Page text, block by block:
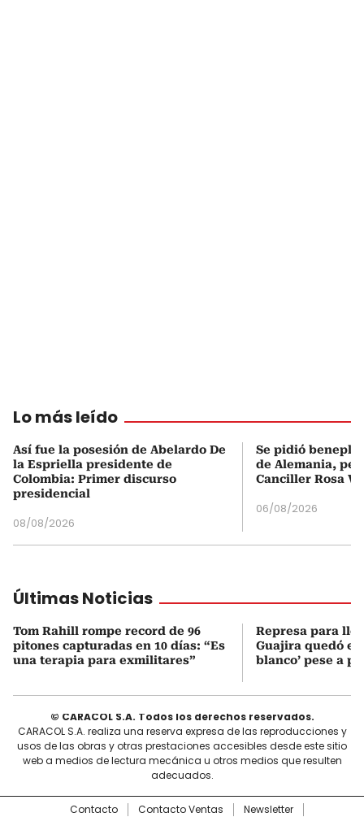
Lo más leído
Así fue la posesión de Abelardo De
la Espriella presidente de
Colombia: Primer discurso
presidencial
08/08/2026
Se pidió
de Alemania,
Canciller Rosa
06/08/2026
Últimas Noticias
Tom Rahill rompe record de 96
pitones capturadas en 10 días: “Es
una terapia para exmilitares”
Represa para
Guajira quedó en
blanco’ pese a
© CARACOL S.A. Todos los derechos reservados.
CARACOL S.A. realiza una reserva expresa de las reproducciones y
usos de las obras y otras prestaciones accesibles desde este sitio
web a medios de lectura mecánica u otros medios que resulten
adecuados.
Contacto Contacto Ventas Newsletter